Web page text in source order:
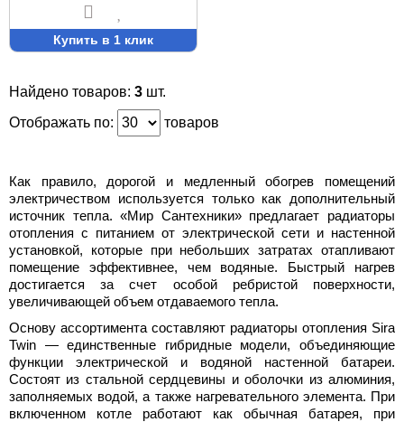
Купить в 1 клик
Найдено товаров: 3 шт.
Отображать по:
товаров
Как правило, дорогой и медленный обогрев помещений
электричеством используется только как дополнительный
источник тепла. «Мир Сантехники» предлагает радиаторы
отопления с питанием от электрической сети и настенной
установкой, которые при небольших затратах отапливают
помещение эффективнее, чем водяные. Быстрый нагрев
достигается за счет особой ребристой поверхности,
увеличивающей объем отдаваемого тепла.
Основу ассортимента составляют радиаторы отопления Sira
Twin — единственные гибридные модели, объединяющие
функции электрической и водяной настенной батареи.
Состоят из стальной сердцевины и оболочки из алюминия,
заполняемых водой, а также нагревательного элемента. При
включенном котле работают как обычная батарея, при